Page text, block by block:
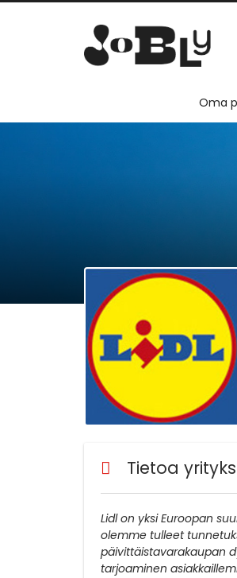
Oma
Tietoa
Lidl on yksi Euroopan
olemme tulleet
päivittäistavarakaupan
tarjoaminen